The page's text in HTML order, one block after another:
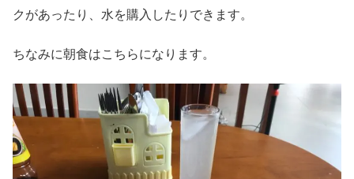
クがあったり、水を購入したりできます。
ちなみに朝食はこちらになります。